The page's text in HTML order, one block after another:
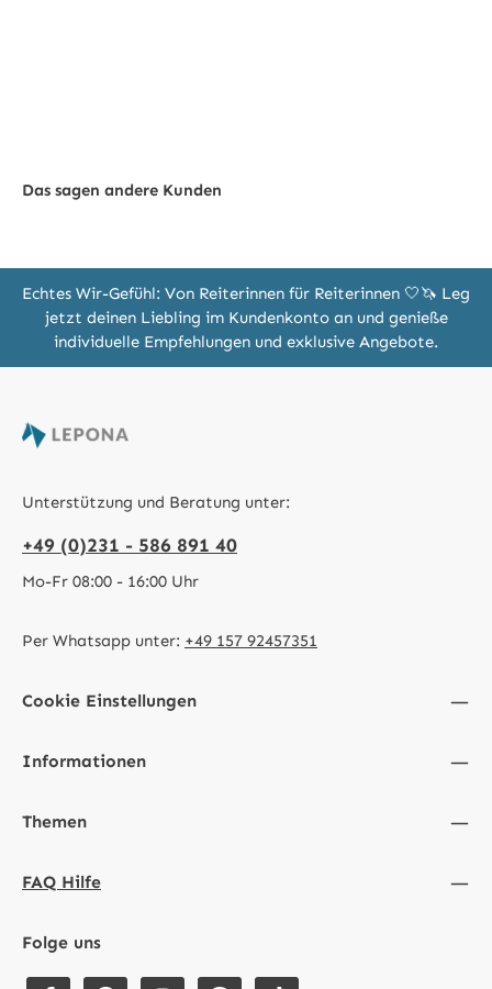
Das sagen andere Kunden
Echtes Wir-Gefühl: Von Reiterinnen für Reiterinnen 🤍🦄 Leg
jetzt deinen Liebling im Kundenkonto an und genieße
individuelle Empfehlungen und exklusive Angebote.
Unterstützung und Beratung unter:
+49 (0)231 - 586 891 40
Mo-Fr 08:00 - 16:00 Uhr
Per Whatsapp unter: +49 157 92457351
Cookie Einstellungen
Informationen
Themen
FAQ Hilfe
Folge uns